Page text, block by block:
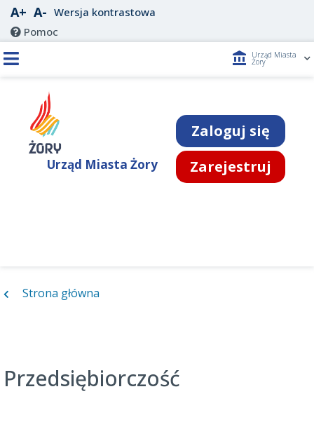
A+ A- Wersja kontrastowa
Pomoc
account_balance Urząd Miasta
Żory
Urząd Miasta Żory
Zaloguj się
Zarejestruj
Strona główna
Przedsiębiorczość